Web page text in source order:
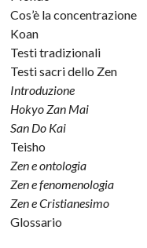
Cos’è la concentrazione
Koan
Testi tradizionali
Testi sacri dello Zen
Introduzione
Hokyo Zan Mai
San Do Kai
Teisho
Zen e ontologia
Zen e fenomenologia
Zen e Cristianesimo
Glossario